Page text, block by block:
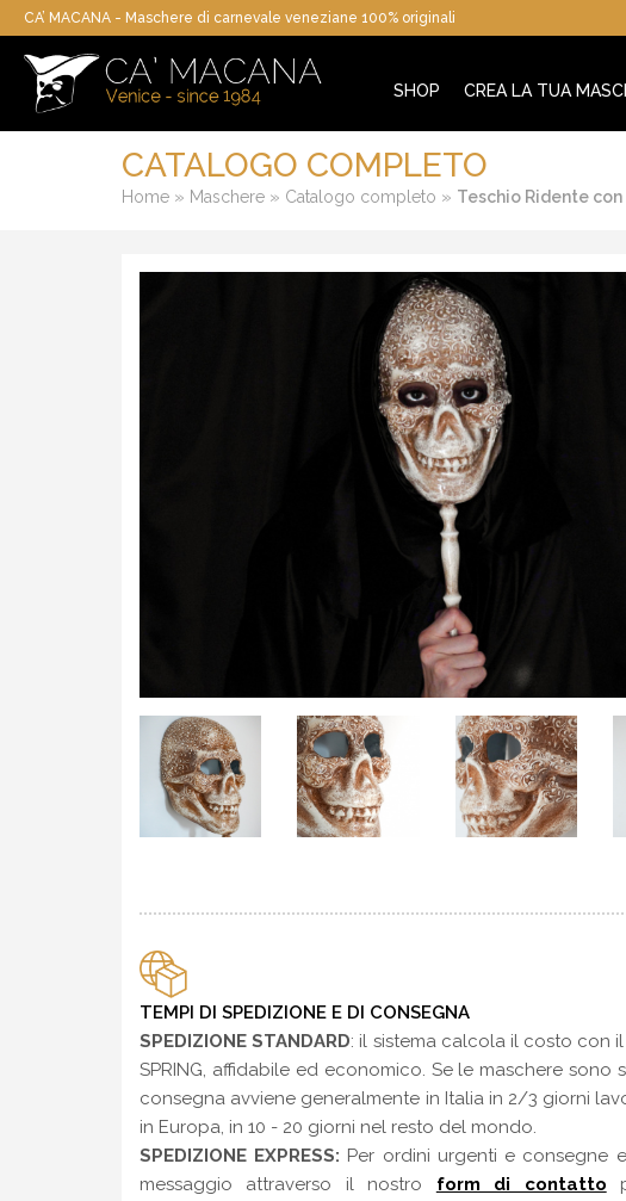
CA’ MACANA - Maschere di carnevale veneziane 100% originali
SHOP CREA LA TUA
CATALOGO COMPLETO
Home » Maschere » Catalogo completo » Teschio Ridente
TEMPI DI SPEDIZIONE E DI CONSEGNA
SPEDIZIONE STANDARD: il sistema calcola il costo con
SPRING, affidabile ed economico. Se le maschere sono
consegna avviene generalmente in Italia in 2/3 giorni
in Europa, in 10 - 20 giorni nel resto del mondo.
SPEDIZIONE EXPRESS: Per ordini urgenti e consegne
messaggio attraverso il nostro
form di contatto